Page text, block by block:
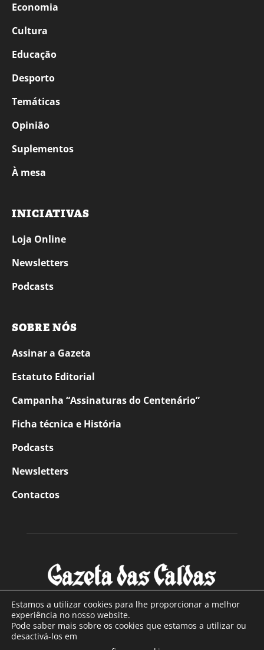
Economia
Cultura
Educação
Desporto
Temáticas
Opinião
Suplementos
À mesa
INICIATIVAS
Loja Online
Newsletters
Podcasts
SOBRE NÓS
Assinar a Gazeta
Estatuto Editorial
Campanha “Assinaturas do Centenário”
Ficha técnica e História
Podcasts
Newsletters
Contactos
SOBRE NÓS
Estamos a utilizar cookies para lhe proporcionar a melhor
experiência no nosso website.
Pode saber mais sobre os cookies que estamos a utilizar ou
desactivá-los em